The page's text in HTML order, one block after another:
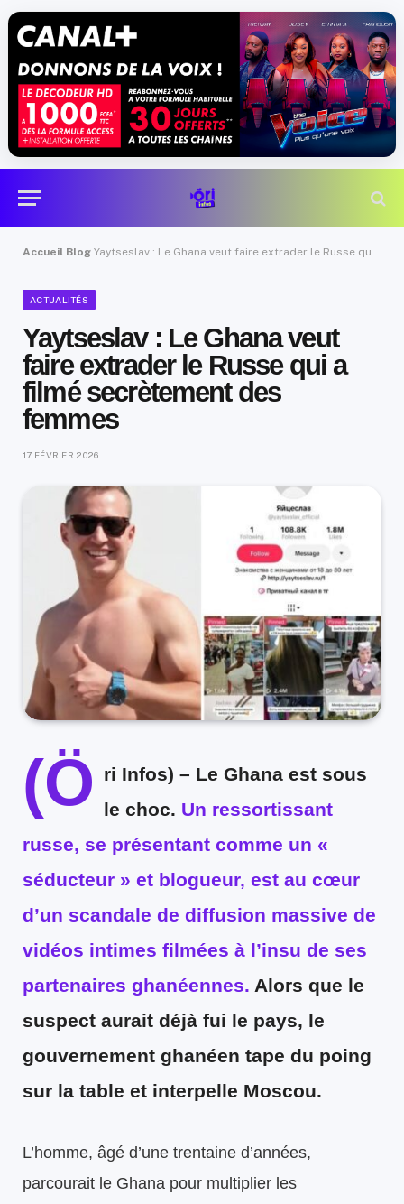
Accueil Blog Yaytseslav : Le Ghana veut faire extrader le Russe qui a filmé secrètement des femmes
ACTUALITÉS
Yaytseslav : Le Ghana veut
faire extrader le Russe qui a
filmé secrètement des
femmes
17 FÉVRIER 2026
(Ö ri Infos) – Le Ghana est sous
le choc. Un ressortissant
russe, se présentant comme un «
séducteur » et blogueur, est au cœur
d’un scandale de diffusion massive de
vidéos intimes filmées à l’insu de ses
partenaires ghanéennes. Alors que le
suspect aurait déjà fui le pays, le
gouvernement ghanéen tape du poing
sur la table et interpelle Moscou.
L’homme, âgé d’une trentaine d’années,
parcourait le Ghana pour multiplier les